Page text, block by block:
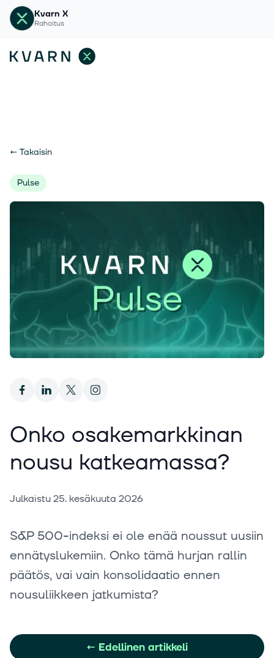
Kvarn X
Rahoitus
← Takaisin
Pulse
Onko osakemarkkinan
nousu katkeamassa?
Julkaistu25. kesäkuuta 2026
S&P 500-indeksi ei ole enää noussut uusiin
ennätyslukemiin. Onko tämä hurjan rallin
päätös, vai vain konsolidaatio ennen
nousuliikkeen jatkumista?
← Edellinen artikkeli